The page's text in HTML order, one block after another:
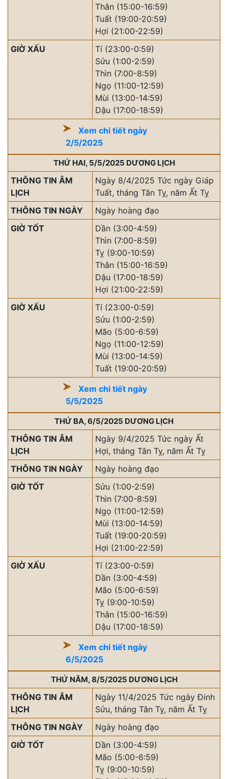
Thân (15:00-16:59)
Tuất (19:00-20:59)
Hợi (21:00-22:59)
GIỜ XẤU
Tí (23:00-0:59)
Sửu (1:00-2:59)
Thìn (7:00-8:59)
Ngọ (11:00-12:59)
Mùi (13:00-14:59)
Dậu (17:00-18:59)
Xem chi tiết ngày
2/5/2025
THỨ HAI, 5/5/2025 DƯƠNG LỊCH
THÔNG TIN ÂM
LỊCH
Ngày 8/4/2025 Tức ngày Giáp
Tuất, tháng Tân Tỵ, năm Ất Tỵ
THÔNG TIN NGÀY
Ngày hoàng đạo
GIỜ TỐT
Dần (3:00-4:59)
Thìn (7:00-8:59)
Tỵ (9:00-10:59)
Thân (15:00-16:59)
Dậu (17:00-18:59)
Hợi (21:00-22:59)
GIỜ XẤU
Tí (23:00-0:59)
Sửu (1:00-2:59)
Mão (5:00-6:59)
Ngọ (11:00-12:59)
Mùi (13:00-14:59)
Tuất (19:00-20:59)
Xem chi tiết ngày
5/5/2025
THỨ BA, 6/5/2025 DƯƠNG LỊCH
THÔNG TIN ÂM
LỊCH
Ngày 9/4/2025 Tức ngày Ất
Hợi, tháng Tân Tỵ, năm Ất Tỵ
THÔNG TIN NGÀY
Ngày hoàng đạo
GIỜ TỐT
Sửu (1:00-2:59)
Thìn (7:00-8:59)
Ngọ (11:00-12:59)
Mùi (13:00-14:59)
Tuất (19:00-20:59)
Hợi (21:00-22:59)
GIỜ XẤU
Tí (23:00-0:59)
Dần (3:00-4:59)
Mão (5:00-6:59)
Tỵ (9:00-10:59)
Thân (15:00-16:59)
Dậu (17:00-18:59)
Xem chi tiết ngày
6/5/2025
THỨ NĂM, 8/5/2025 DƯƠNG LỊCH
THÔNG TIN ÂM
LỊCH
Ngày 11/4/2025 Tức ngày Đinh
Sửu, tháng Tân Tỵ, năm Ất Tỵ
THÔNG TIN NGÀY
Ngày hoàng đạo
GIỜ TỐT
Dần (3:00-4:59)
Mão (5:00-6:59)
Tỵ (9:00-10:59)